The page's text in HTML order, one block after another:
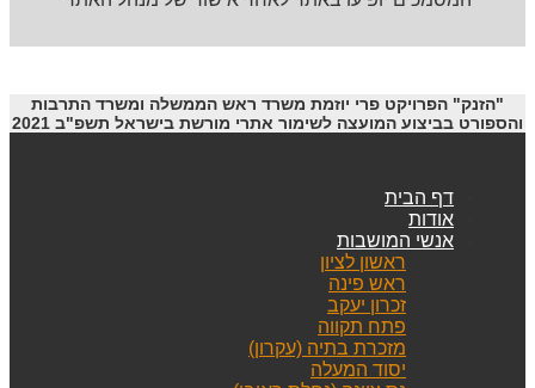
"הזנק" הפרויקט פרי יוזמת משרד ראש הממשלה ומשרד התרבות
והספורט בביצוע המועצה לשימור אתרי מורשת בישראל תשפ"ב 2021
דף הבית
אודות
אנשי המושבות
ראשון לציון
ראש פינה
זכרון יעקב
פתח תקווה
מזכרת בתיה (עקרון)
יסוד המעלה